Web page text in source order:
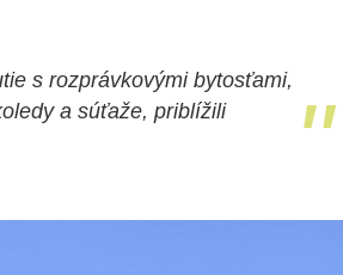
s rozprávkovými bytosťami,
a súťaže, priblížili
"